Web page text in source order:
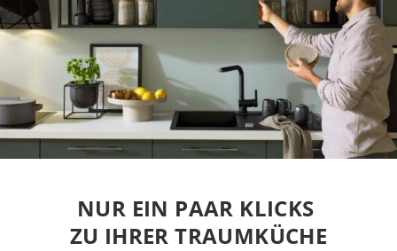
NUR EIN PAAR KLICKS
ZU IHRER TRAUMKÜCHE